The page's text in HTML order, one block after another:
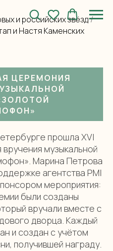
и российских звёзд /
и Настя Каменских
ЦЕРЕМОНИЯ
прошла XVI
музыкальной
Марина Петрова
агентства PMI
мероприятия:
были созданы
вручали вместе с
дворца. Каждый
и создан с учётом
получившей награду.